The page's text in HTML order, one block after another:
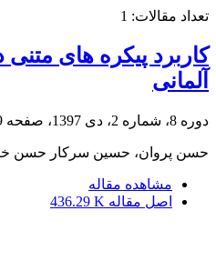
تعداد مقالات: 1
کاربرد پیکره های‌
آلمانی
دوره 8، شماره 2، دی 1397، صفحه
حسن پروان، حسین سرکار حسن
مشاهده مقاله
اصل مقاله 436.29 K